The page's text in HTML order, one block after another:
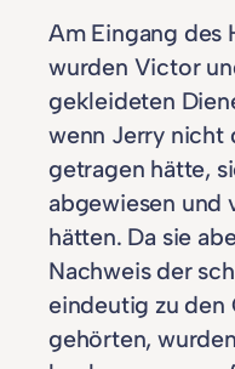
Am Eingang des
wurden Victor
gekleideten
wenn Jerry nicht
getragen hätte,
abgewiesen und
hätten. Da sie
Nachweis der
eindeutig zu den
gehörten,